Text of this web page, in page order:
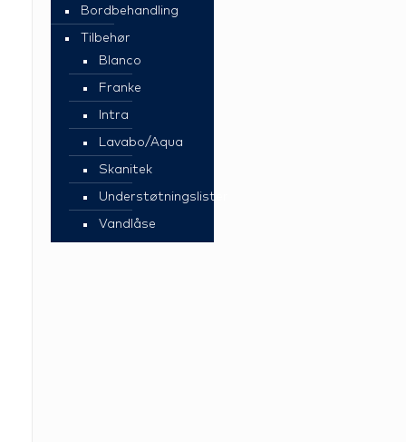
Bordbehandling
Tilbehør
Blanco
Franke
Intra
Lavabo/Aqua
Skanitek
Understøtningslister
Vandlåse